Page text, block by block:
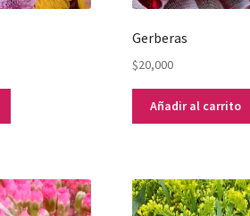
Gerberas
$20,000
Añadir al carrito